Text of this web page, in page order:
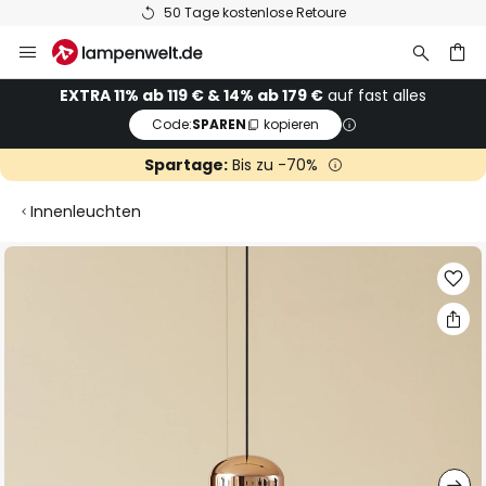
50 Tage kostenlose Retoure
Inhalt
springenEXTRA 11% ab 119 € & 14% ab 179 € auf fast alles
Code:SPAREN kopieren
Spartage:Bis zu -70%
Innenleuchten
Zum